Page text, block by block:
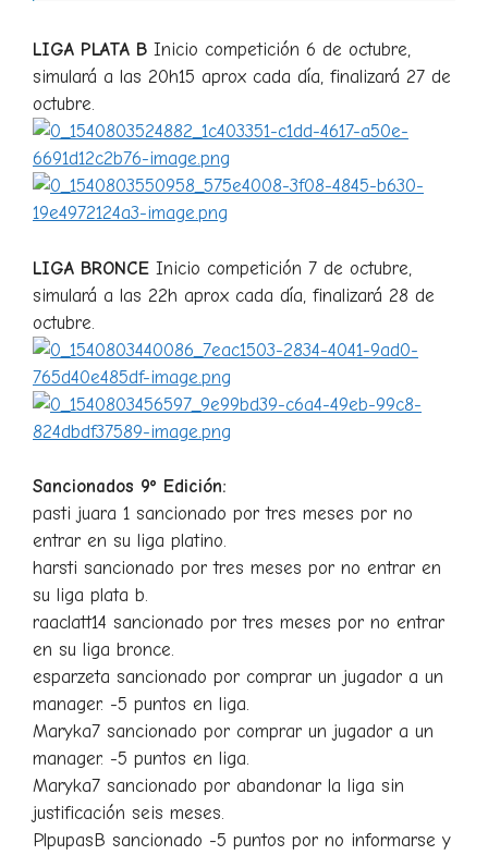
LIGA PLATA B Inicio competición 6 de octubre,
simulará a las 20h15 aprox cada día, finalizará 27 de
octubre.
LIGA BRONCE Inicio competición 7 de octubre,
simulará a las 22h aprox cada día, finalizará 28 de
octubre.
Sancionados 9º Edición:
pasti juara 1 sancionado por tres meses por no
entrar en su liga platino.
harsti sancionado por tres meses por no entrar en
su liga plata b.
raaclatt14 sancionado por tres meses por no entrar
en su liga bronce.
esparzeta sancionado por comprar un jugador a un
manager. -5 puntos en liga.
Maryka7 sancionado por comprar un jugador a un
manager. -5 puntos en liga.
Maryka7 sancionado por abandonar la liga sin
justificación seis meses.
PlpupasB sancionado -5 puntos por no informarse y